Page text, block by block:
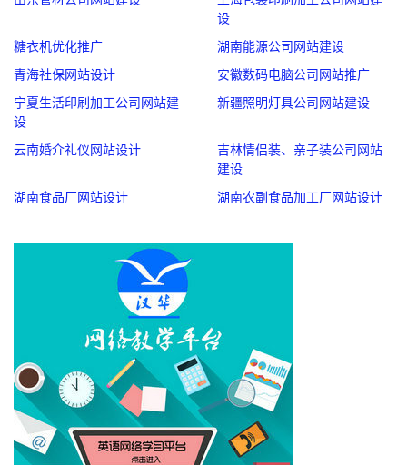
设
糖衣机优化推广
湖南能源公司网站建设
青海社保网站设计
安徽数码电脑公司网站推广
宁夏生活印刷加工公司网站建
设
新疆照明灯具公司网站建设
云南婚介礼仪网站设计
吉林情侣装、亲子装公司网站
建设
湖南食品厂网站设计
湖南农副食品加工厂网站设计